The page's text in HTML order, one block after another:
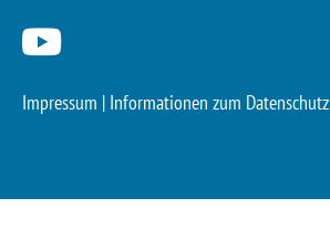
Impressum | Informationen zum Datenschutz